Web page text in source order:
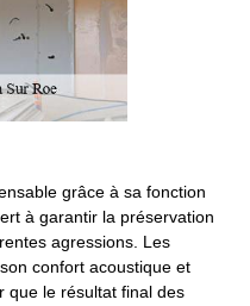
grâce à sa fonction
à garantir la préservation
agressions. Les
confort acoustique et
que le résultat final des